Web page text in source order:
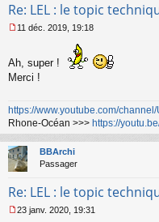
Re: LEL : le topic
s
e
n
o
n
l
u
11 déc. 2019, 19:18
Ah, super !
Merci !
https://www.youtube.com/
Rhone-Océan >>> https://
BBArchi
Passager
Re: LEL : le topic
23 janv. 2020, 19:31